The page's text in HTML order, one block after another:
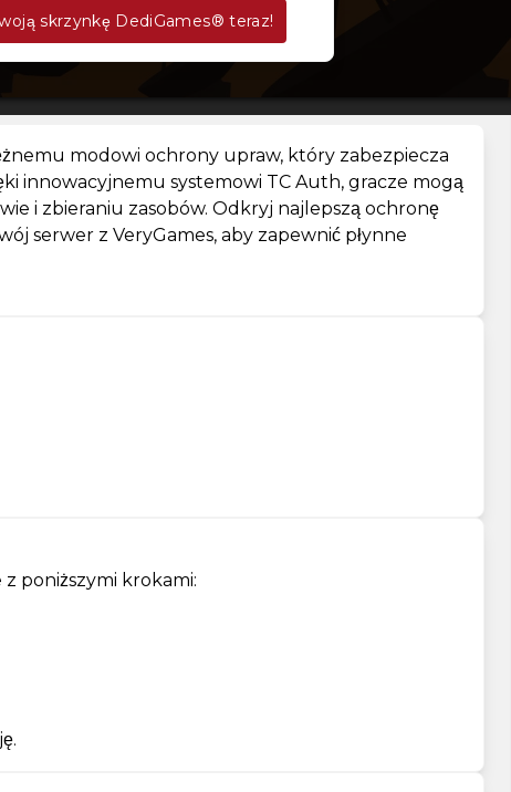
skrzynkę DediGames® teraz!
modowi ochrony upraw, który zabezpiecza
innowacyjnemu systemowi TC Auth, gracze mogą
i zbieraniu zasobów. Odkryj najlepszą ochronę
serwer z VeryGames, aby zapewnić płynne
poniższymi krokami: